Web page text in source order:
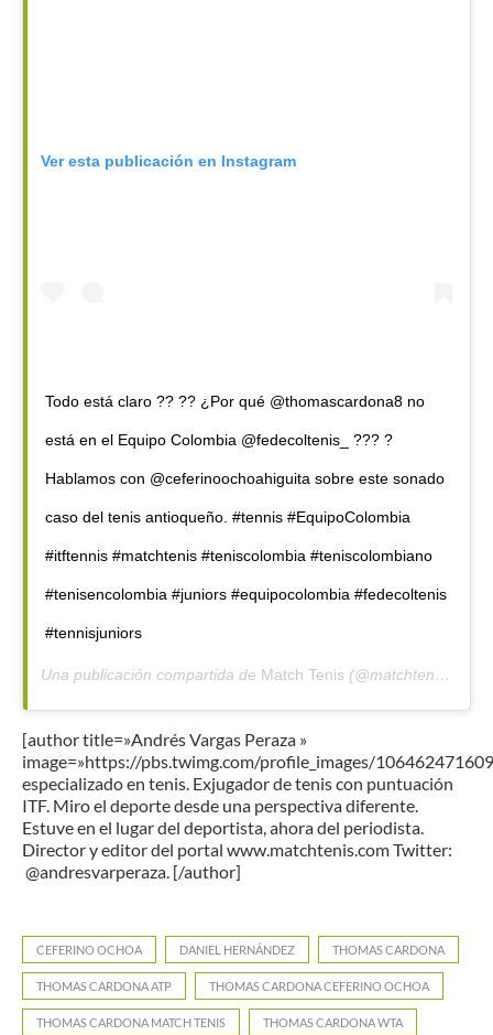
Ver esta publicación en Instagram
Todo está claro ?? ?? ¿Por qué @thomascardona8 no
está en el Equipo Colombia @fedecoltenis_ ??? ?
Hablamos con @ceferinoochoahiguita sobre este sonado
caso del tenis antioqueño. #tennis #EquipoColombia
#itftennis #matchtenis #teniscolombia #teniscolombiano
#tenisencolombia #juniors #equipocolombia #fedecoltenis
#tennisjuniors
Una publicación compartida de Match Tenis (@matchtenis) el
[author title=»Andrés Vargas Peraza »
image=»https://pbs.twimg.com/profile_images/
especializado en tenis. Exjugador de tenis con puntuación
ITF. Miro el deporte desde una perspectiva diferente.
Estuve en el lugar del deportista, ahora del periodista.
Director y editor del portal www.matchtenis.com Twitter:
@andresvarperaza. [/author]
CEFERINO OCHOA DANIEL HERNÁNDEZ THOMAS CARDONA
THOMAS CARDONA ATP THOMAS CARDONA CEFERINO OCHOA
THOMAS CARDONA MATCH TENIS THOMAS CARDONA WTA